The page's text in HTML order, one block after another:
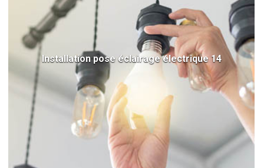
Installation pose éclairage électrique 14